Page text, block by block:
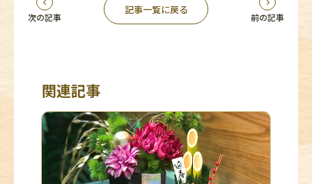
次の記事
記事一覧に戻る
前の記事
関連記事